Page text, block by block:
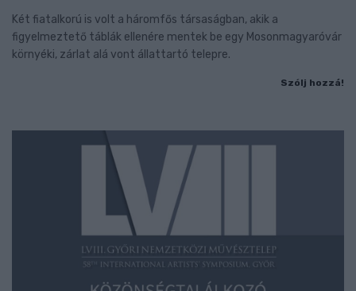
Két fiatalkorú is volt a háromfős társaságban, akik a
figyelmeztető táblák ellenére mentek be egy Mosonmagyaróvár
környéki, zárlat alá vont állattartó telepre.
Szólj hozzá!